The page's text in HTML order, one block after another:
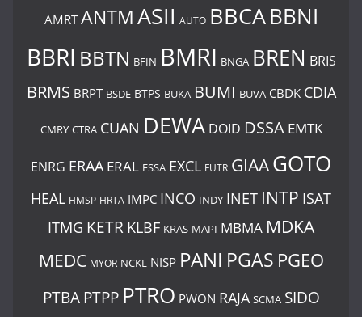
AMRT ANTMASII AUTO BBCABBNI
BBRI BBTN BFIN BMRI BNGA BREN BRIS
BRMS BRPT BSDE BTPS BUKA BUMI BUVA CBDK CDIA
CMRY CTRA CUAN DEWA DOID DSSA EMTK
ENRG ERAA ERAL ESSA EXCL FUTR GIAAGOTO
HEAL HMSP HRTA IMPC INCO INDY INET INTP ISAT
ITMG KETR KLBF KRAS MAPI MBMA MDKA
MEDC MYOR NCKL NISP PANI PGAS PGEO
PTBA PTPP PTRO PWON RAJA SCMA SIDO